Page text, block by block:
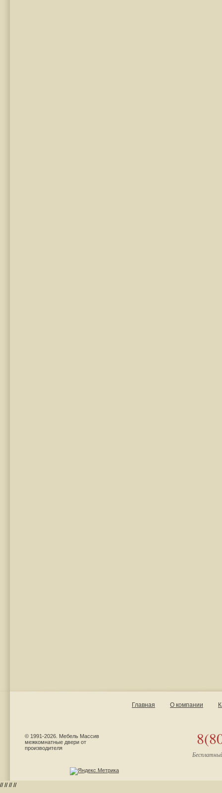
Главная О компании
© 1991-2026. Мебель Массив
межкомнатные двери от
производителя
////////